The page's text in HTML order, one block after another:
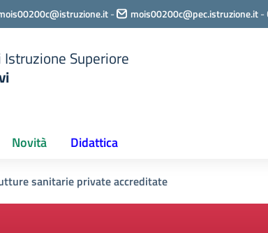
- mois00200c@pec.istruzione.it-
Superiore
Novità Didattica
sanitarie private accreditate